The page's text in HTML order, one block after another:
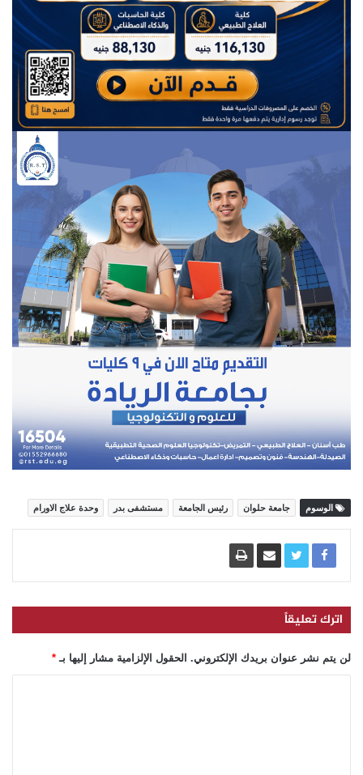
الوسوم جامعة حلوان رئيس الجامعة مستشفى بدر وحدة علاج الاورام
اترك تعليقاً
لن يتم نشر عنوان بريدك الإلكتروني. الحقول الإلزامية مشار إليها بـ *